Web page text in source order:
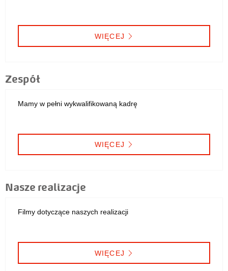
WIĘCEJ
Zespół
Mamy w pełni wykwalifikowaną kadrę
WIĘCEJ
Nasze realizacje
Filmy dotyczące naszych realizacji
WIĘCEJ